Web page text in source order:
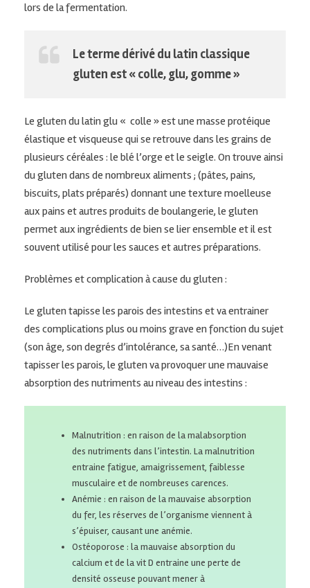
lors de la fermentation.
Le terme dérivé du latin classique
gluten est « colle, glu, gomme »
Le gluten du latin glu « colle » est une masse protéique
élastique et visqueuse qui se retrouve dans les grains de
plusieurs céréales : le blé l’orge et le seigle. On trouve ainsi
du gluten dans de nombreux aliments ; (pâtes, pains,
biscuits, plats préparés) donnant une texture moelleuse
aux pains et autres produits de boulangerie, le gluten
permet aux ingrédients de bien se lier ensemble et il est
souvent utilisé pour les sauces et autres préparations.
Problèmes et complication à cause du gluten :
Le gluten tapisse les parois des intestins et va entrainer
des complications plus ou moins grave en fonction du sujet
(son âge, son degrés d’intolérance, sa santé…)En venant
tapisser les parois, le gluten va provoquer une mauvaise
absorption des nutriments au niveau des intestins :
Malnutrition : en raison de la malabsorption
des nutriments dans l’intestin. La malnutrition
entraine fatigue, amaigrissement, faiblesse
musculaire et de nombreuses carences.
Anémie : en raison de la mauvaise absorption
du fer, les réserves de l’organisme viennent à
s’épuiser, causant une anémie.
Ostéoporose : la mauvaise absorption du
calcium et de la vit D entraine une perte de
densité osseuse pouvant mener à